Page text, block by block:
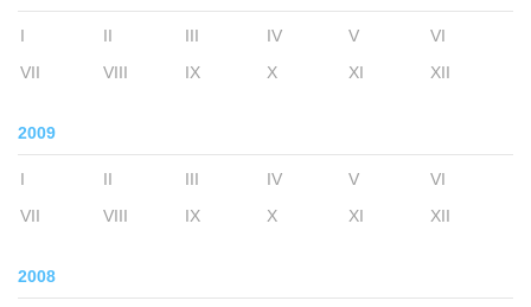
I II III IV V
VI
VII
VIII IX X XI XII
2009
I II III IV V
VI
VII
VIII IX X XI XII
2008